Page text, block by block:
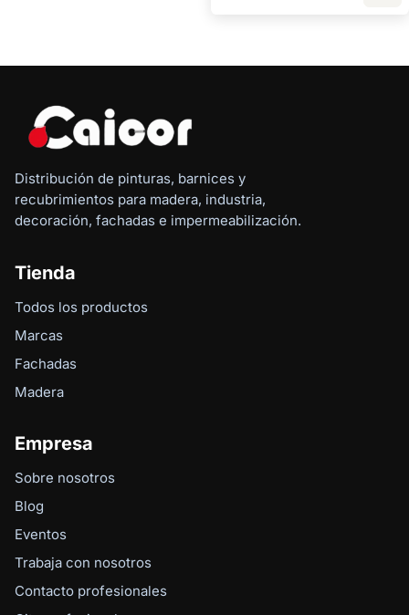
Distribución de pinturas, barnices y
recubrimientos para madera, industria,
decoración, fachadas e impermeabilización.
Tienda
Todos los productos
Marcas
Fachadas
Madera
Empresa
Sobre nosotros
Blog
Eventos
Trabaja con nosotros
Contacto profesionales